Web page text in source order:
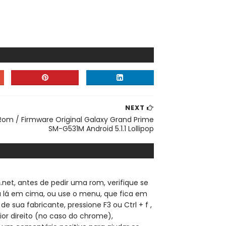
NEXT
/ Firmware Original Galaxy Grand Prime
SM-G531M Android 5.1.1 Lollipop
antes de pedir uma rom, verifique se
lá em cima, ou use o menu, que fica em
sua fabricante, pressione F3 ou Ctrl + f ,
direito (no caso do chrome),